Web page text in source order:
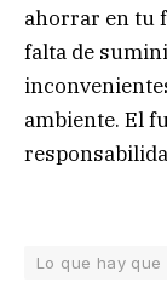
ahorrar en tu
falta de
ambiente. El
Lo que hay que